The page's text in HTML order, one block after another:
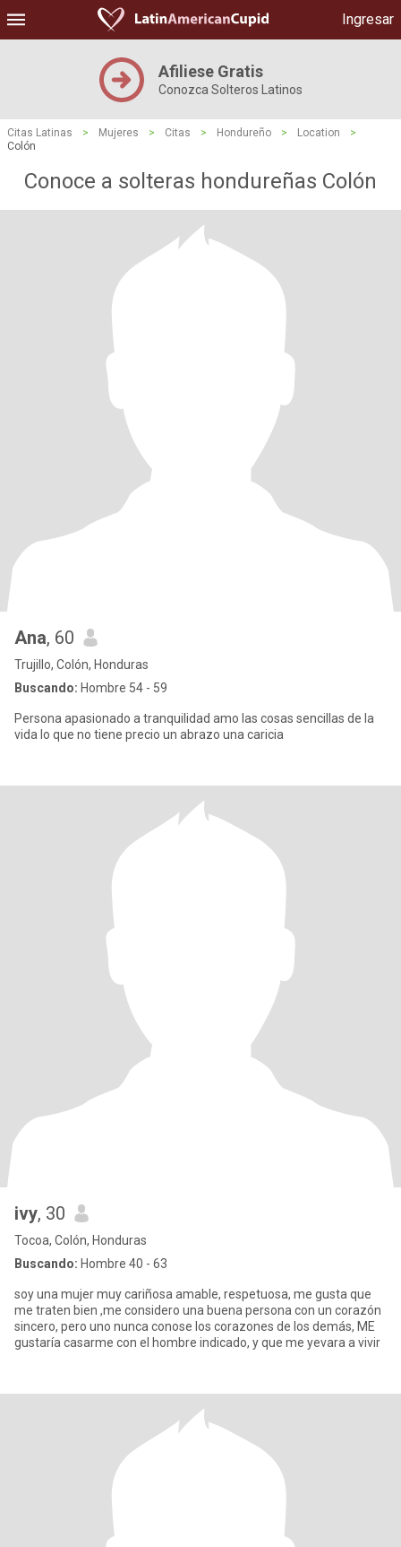
Ingresar
Afiliese Gratis
Conozca Solteros Latinos
Citas Latinas > Mujeres > Citas > Hondureño > Location
>
Colón
Conoce a solteras hondureñas Colón
Ana, 60
Trujillo, Colón, Honduras
Buscando: Hombre 54 - 59
Persona apasionado a tranquilidad amo las cosas sencillas de la
vida lo que no tiene precio un abrazo una caricia
ivy, 30
Tocoa, Colón, Honduras
Buscando: Hombre 40 - 63
soy una mujer muy cariñosa amable, respetuosa, me gusta que
me traten bien ,me considero una buena persona con un corazón
sincero, pero uno nunca conose los corazones de los demás, ME
gustaría casarme con el hombre indicado, y que me yevara a vivir